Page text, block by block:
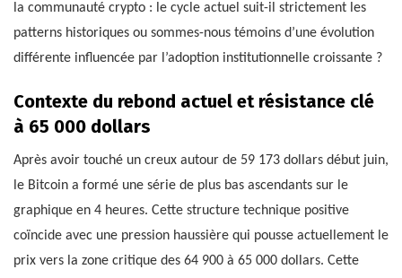
la communauté crypto : le cycle actuel suit-il strictement les
patterns historiques ou sommes-nous témoins d’une évolution
différente influencée par l’adoption institutionnelle croissante ?
Contexte du rebond actuel et résistance clé
à 65 000 dollars
Après avoir touché un creux autour de 59 173 dollars début juin,
le Bitcoin a formé une série de plus bas ascendants sur le
graphique en 4 heures. Cette structure technique positive
coïncide avec une pression haussière qui pousse actuellement le
prix vers la zone critique des 64 900 à 65 000 dollars. Cette